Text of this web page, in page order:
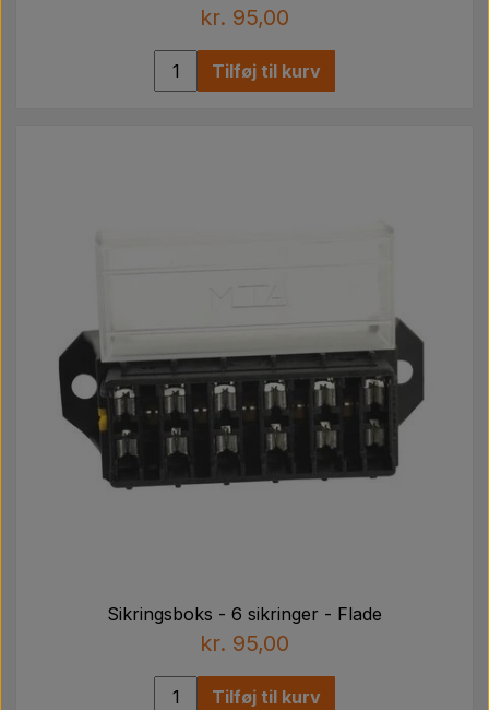
kr. 95,00
Tilføj til kurv
Sikringsboks - 6 sikringer - Flade
kr. 95,00
Tilføj til kurv